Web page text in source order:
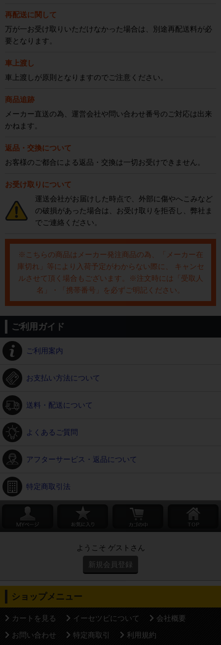
再配送に関して
万が一お受け取りいただけなかった場合は、別途再配送料が必
要となります。
車上渡し
車上渡しが原則となりますのでご注意ください。
商品追跡
メーカー直送の為、運営会社や問い合わせ番号のご対応は出来
かねます。
返品・交換について
お客様のご都合による返品・交換は一切お受けできません。
お受け取りについて
運送会社がお届けした時点で、外部に傷やへこみなど
の破損があった場合は、お受け取りを拒否し、弊社ま
でご連絡ください。
※こちらの商品はメーカー発注商品の為、「メーカー在
庫切れ」等により入荷予定がわからない際に、 キャンセ
ルさせて頂く場合もございます。※注文時には「受取人
名」・「携帯番号」を必ずご明記ください。
ご利用ガイド
ご利用案内
お支払い方法について
送料・配送について
よくあるご質問
アフターサービス・返品について
特定商取引法
ようこそ ゲストさん
新規会員登録
ショップメニュー
カートを見る イーセツビについて
会社概要
お問い合わせ
特定商取引 利用規約